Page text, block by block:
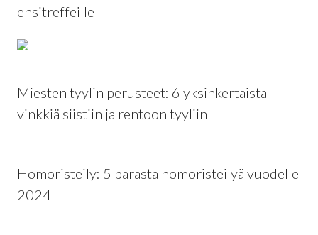
ensitreffeille
Miesten tyylin perusteet: 6 yksinkertaista
vinkkiä siistiin ja rentoon tyyliin
Homoristeily: 5 parasta homoristeilyä vuodelle
2024